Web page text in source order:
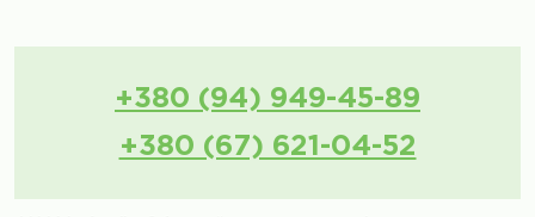
+380 (94) 949-45-89
+380 (67) 621-04-52